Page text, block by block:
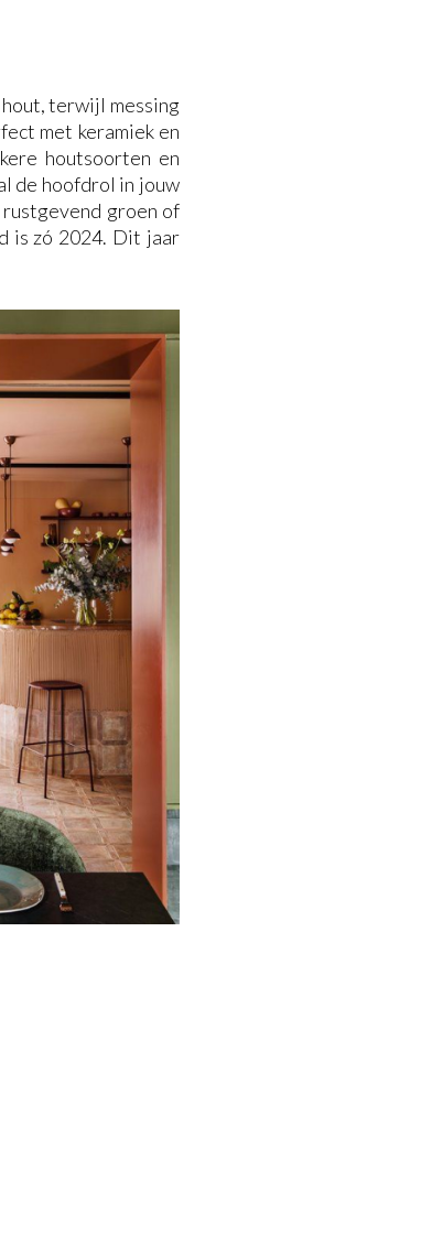
terwijl messing
met keramiek en
houtsoorten en
de hoofdrol in jouw
groen of
is zó 2024. Dit jaar